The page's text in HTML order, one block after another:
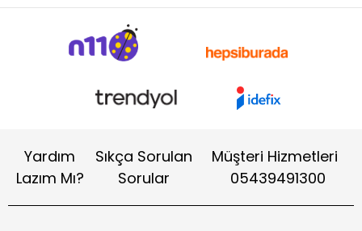
Yardım
Lazım Mı?
Sıkça Sorulan
Sorular
Müşteri Hizmetleri
05439491300